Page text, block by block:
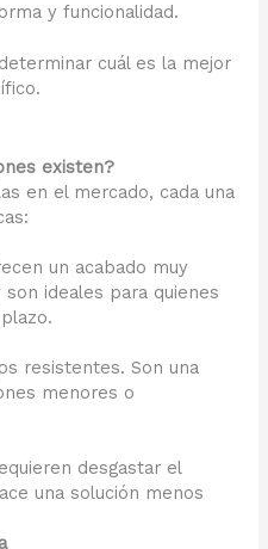
y funcionalidad.
cuál es la mejor
existen?
en el mercado, cada una
un acabado muy
ideales para quienes
resistentes. Son una
menores o
desgastar el
una solución menos